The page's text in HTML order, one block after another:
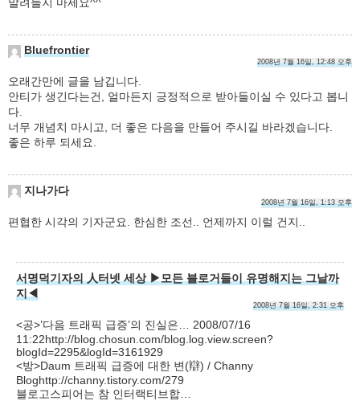
말려들지 마세요^^
Bluefrontier
2008년 7월 16일, 12:48 오후
오래간만에 글을 남깁니다.
안티가 생긴다는건, 얼마든지 긍정적으로 받아들이실 수 있다고 봅니
다.
너무 개념치 마시고, 더 좋은 다음을 만들어 주시길 바라겠습니다.
좋은 하루 되세요.
지나가다
2008년 7월 16일, 1:13 오후
편협한 시각의 기자군요. 한심한 조선.. 언제까지 이럴 건지..
서명덕기자의 人터넷 세상 ▶모든 블로거들이 유명해지는 그날까
지◀
2008년 7월 16일, 2:31 오후
<공>’다음 트래픽 급증’의 진실은… 2008/07/16
11:22http://blog.chosun.com/blog.log.view.screen?
blogId=2295&logId=3161929
<방>Daum 트래픽 급증에 대한 변(辯) / Channy
Bloghttp://channy.tistory.com/279
블로고스피어는 참 인터랙티브합…